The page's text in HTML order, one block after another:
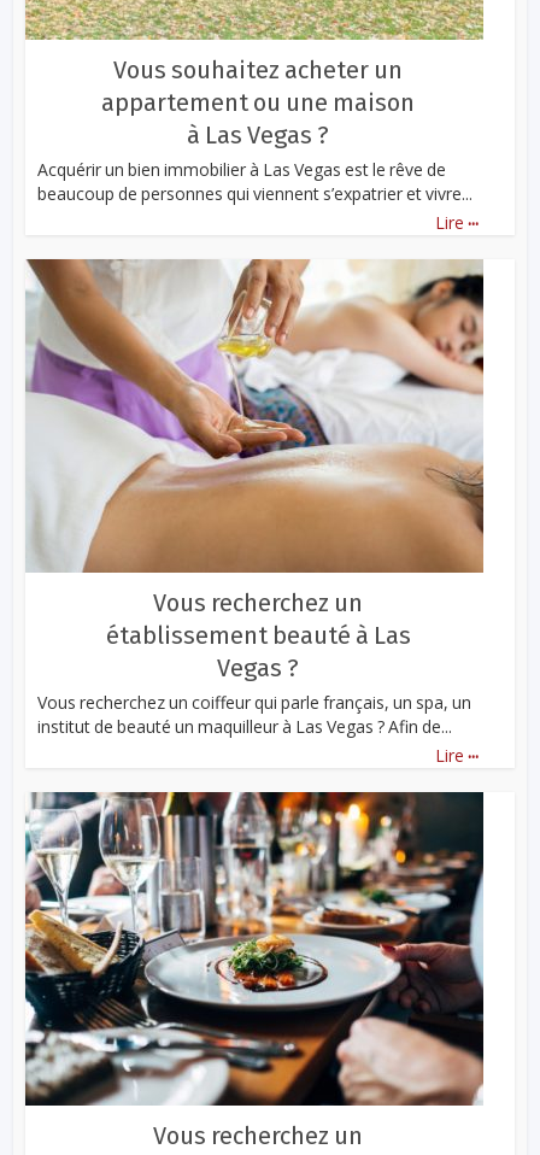
Vous souhaitez acheter un
appartement ou une maison
à Las Vegas ?
Acquérir un bien immobilier à Las Vegas est le rêve de
beaucoup de personnes qui viennent s’expatrier et vivre...
Lire ...
Vous recherchez un
établissement beauté à Las
Vegas ?
Vous recherchez un coiffeur qui parle français, un spa, un
institut de beauté un maquilleur à Las Vegas ? Afin de...
Lire ...
Vous recherchez un